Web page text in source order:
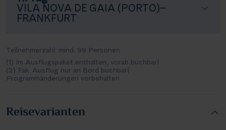
VILA NOVA DE GAIA (PORTO)–
FRANKFURT
Teilnehmerzahl: mind. 99 Personen
(1) Im Ausflugspaket enthalten, vorab buchbar
(2) Fak. Ausflug nur an Bord buchbar
Programmänderungen vorbehalten
Reisevarianten